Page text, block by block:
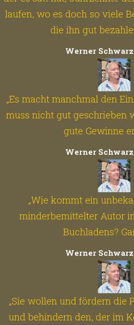
laufen, wo es doch so viele
die ihn gut
Werner
„Es macht manchmal den
muss nicht gut geschrieben
gute Gewinne
Werner
„Wie kommt ein
minderbemittelter Autor
Buchladens?
Werner
„Sie wollen und fördern die
und behindern den, der im